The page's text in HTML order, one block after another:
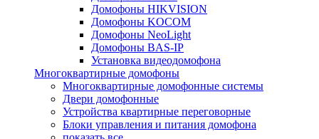
Домофоны HIKVISION
Домофоны KOCOM
Домофоны NeoLight
Домофоны BAS-IP
Установка видеодомофона
Многоквартирные домофоны
Многоквартирные домофонные системы
Двери домофонные
Устройства квартирные переговорные
Блоки управления и питания домофона